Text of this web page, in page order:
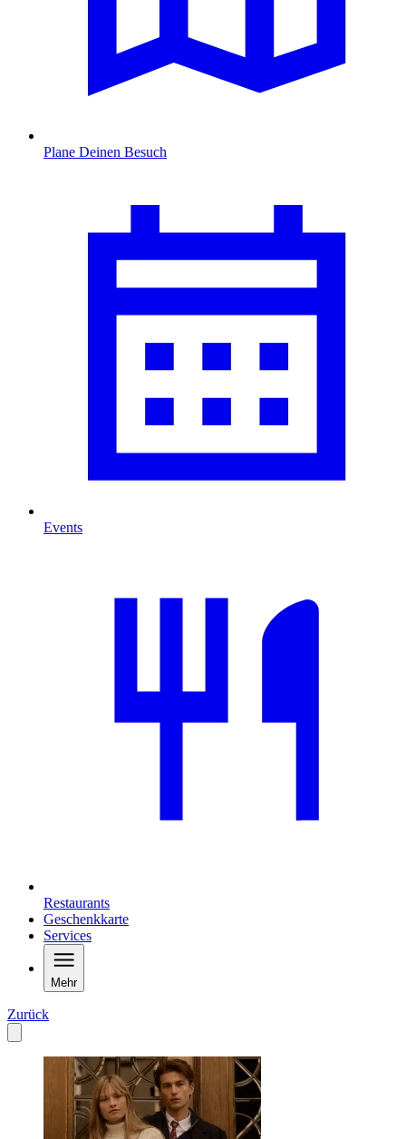
Plane Deinen Besuch
Events
Restaurants
Geschenkkarte
Services
Mehr
Zurück